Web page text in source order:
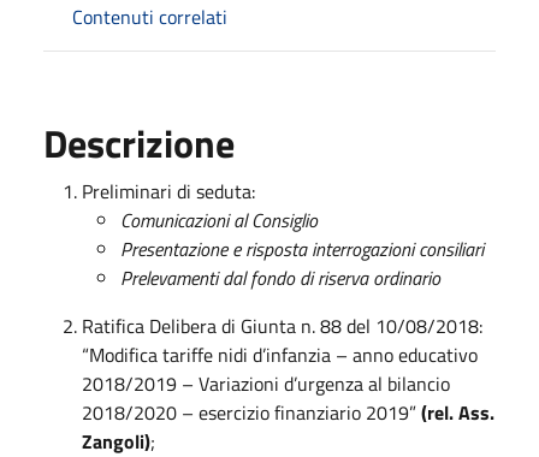
Contenuti correlati
Descrizione
Preliminari di seduta:
Comunicazioni al Consiglio
Presentazione e risposta interrogazioni consiliari
Prelevamenti dal fondo di riserva ordinario
Ratifica Delibera di Giunta n. 88 del 10/08/2018:
“Modifica tariffe nidi d’infanzia – anno educativo
2018/2019 – Variazioni d’urgenza al bilancio
2018/2020 – esercizio finanziario 2019”(rel. Ass.
Zangoli);